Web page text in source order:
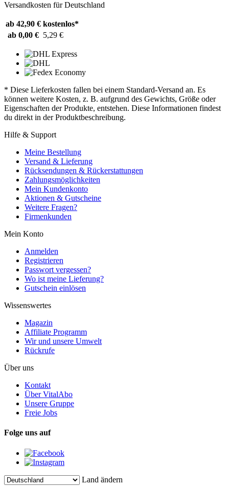
Versandkosten für Deutschland
ab 42,90 € kostenlos*
ab 0,00 € 5,29 €
* Diese Lieferkosten fallen bei einem Standard-Versand an. Es
können weitere Kosten, z. B. aufgrund des Gewichts, Größe oder
Eigenschaften der Produkte, entstehen. Diese Informationen findest
du direkt in der Produktbeschreibung.
Hilfe & Support
Meine Bestellung
Versand & Lieferung
Rücksendungen & Rückerstattungen
Zahlungsmöglichkeiten
Mein Kundenkonto
Aktionen & Gutscheine
Weitere Fragen?
Firmenkunden
Mein Konto
Anmelden
Registrieren
Passwort vergessen?
Wo ist meine Lieferung?
Gutschein einlösen
Wissenswertes
Magazin
Affiliate Programm
Wir und unsere Umwelt
Rückrufe
Über uns
Kontakt
Über VitalAbo
Unsere Gruppe
Freie Jobs
Folge uns auf
Land ändern